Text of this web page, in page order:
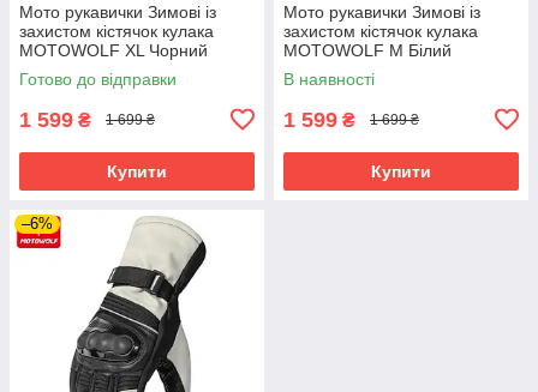
Мото рукавички Зимові із
захистом кістячок кулака
MOTOWOLF XL Чорний
MDL0318
Готово до відправки
1 599 ₴ 1 699 ₴
Купити
Мото рукавички Зимові із
захистом кістячок кулака
MOTOWOLF M Білий
MDL0318
В наявності
1 599 ₴ 1 699 ₴
Купити
–6%